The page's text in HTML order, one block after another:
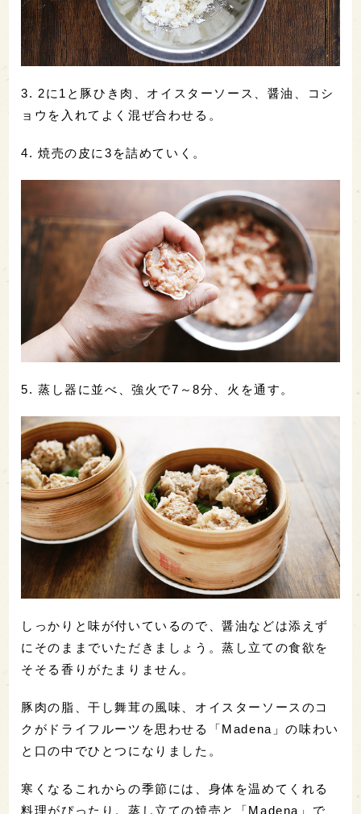
3. 2に1と豚ひき肉、オイスターソース、醤油、コシ
ョウを入れてよく混ぜ合わせる。
4. 焼売の皮に3を詰めていく。
5. 蒸し器に並べ、強火で7～8分、火を通す。
しっかりと味が付いているので、醤油などは添えず
にそのままでいただきましょう。蒸し立ての食欲を
そそる香りがたまりません。
豚肉の脂、干し舞茸の風味、オイスターソースのコ
クがドライフルーツを思わせる「Madena」の味わい
と口の中でひとつになりました。
寒くなるこれからの季節には、身体を温めてくれる
料理がぴったり。蒸し立ての焼売と「Madena」で、